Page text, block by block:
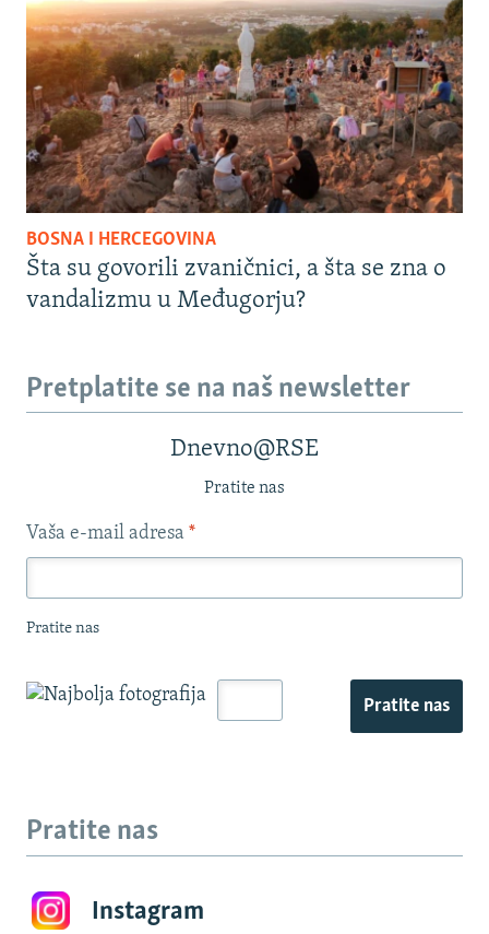
BOSNA I HERCEGOVINA
Šta su govorili zvaničnici, a šta se zna o
vandalizmu u Međugorju?
Pretplatite se na naš newsletter
Dnevno@RSE
Pratite nas
Vaša e-mail adresa *
Pratite nas
Pratite nas
Pratite nas
Instagram